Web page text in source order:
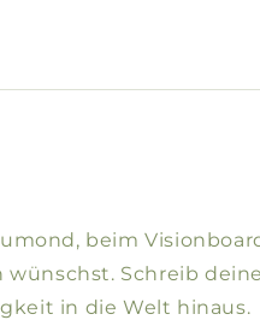
beim
wünschst. Schreib
in die Welt hinaus.